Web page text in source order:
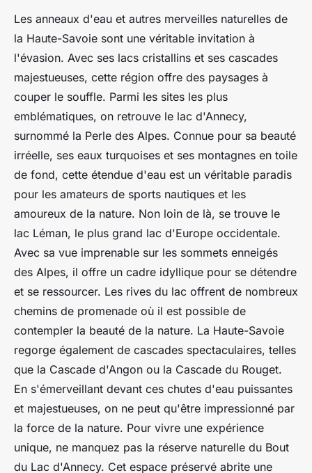
Les anneaux d'eau et autres merveilles naturelles de
la Haute-Savoie sont une véritable invitation à
l'évasion. Avec ses lacs cristallins et ses cascades
majestueuses, cette région offre des paysages à
couper le souffle. Parmi les sites les plus
emblématiques, on retrouve le lac d'Annecy,
surnommé la Perle des Alpes. Connue pour sa beauté
irréelle, ses eaux turquoises et ses montagnes en toile
de fond, cette étendue d'eau est un véritable paradis
pour les amateurs de sports nautiques et les
amoureux de la nature. Non loin de là, se trouve le
lac Léman, le plus grand lac d'Europe occidentale.
Avec sa vue imprenable sur les sommets enneigés
des Alpes, il offre un cadre idyllique pour se détendre
et se ressourcer. Les rives du lac offrent de nombreux
chemins de promenade où il est possible de
contempler la beauté de la nature. La Haute-Savoie
regorge également de cascades spectaculaires, telles
que la Cascade d'Angon ou la Cascade du Rouget.
En s'émerveillant devant ces chutes d'eau puissantes
et majestueuses, on ne peut qu'être impressionné par
la force de la nature. Pour vivre une expérience
unique, ne manquez pas la réserve naturelle du Bout
du Lac d'Annecy. Cet espace préservé abrite une